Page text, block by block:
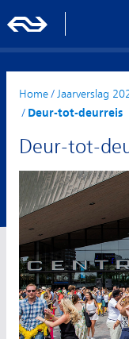
Home/ Jaarverslag
/ Deur-tot-deurreis
Deur-tot-